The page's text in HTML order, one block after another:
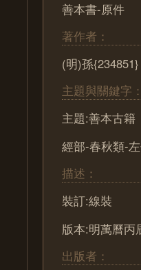
善本書-原件
著作者：
(明)孫{234851}
主題與關鍵字：
主題:善本古籍
經部-春秋類-
描述：
裝訂:線裝
版本:明萬曆丙
出版者：